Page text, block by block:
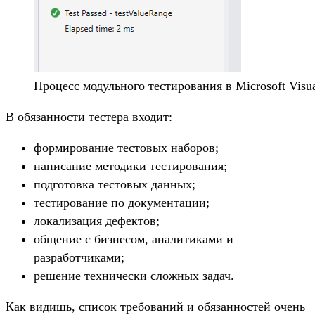
Процесс модульного тестирования в Microsoft
В обязанности тестера входит:
формирование тестовых наборов;
написание методики тестирования;
подготовка тестовых данных;
тестирование по документации;
локализация дефектов;
общение с бизнесом, аналитиками и
разработчиками;
решение технически сложных задач.
Как видишь, список требований и обязанностей очень